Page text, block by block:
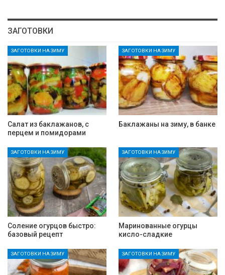
ЗАГОТОВКИ
ЗАГОТОВКИ НА ЗИМУ
Салат из баклажанов, с
перцем и помидорами
ЗАГОТОВКИ НА ЗИМУ
Баклажаны на зиму, в банке
ЗАГОТОВКИ НА ЗИМУ
Соление огурцов быстро:
базовый рецепт
ЗАГОТОВКИ НА ЗИМУ
Маринованные огурцы
кисло-сладкие
ЗАГОТОВКИ НА ЗИМУ ЗАГОТОВКИ НА ЗИМУ